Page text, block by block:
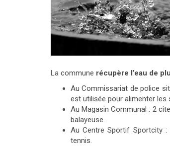
La commune récupère l’eau de
Au Commissariat de police
est utilisée pour alimenter
Au Magasin Communal : 2
balayeuse.
Au Centre Sportif Sportcity :
tennis.